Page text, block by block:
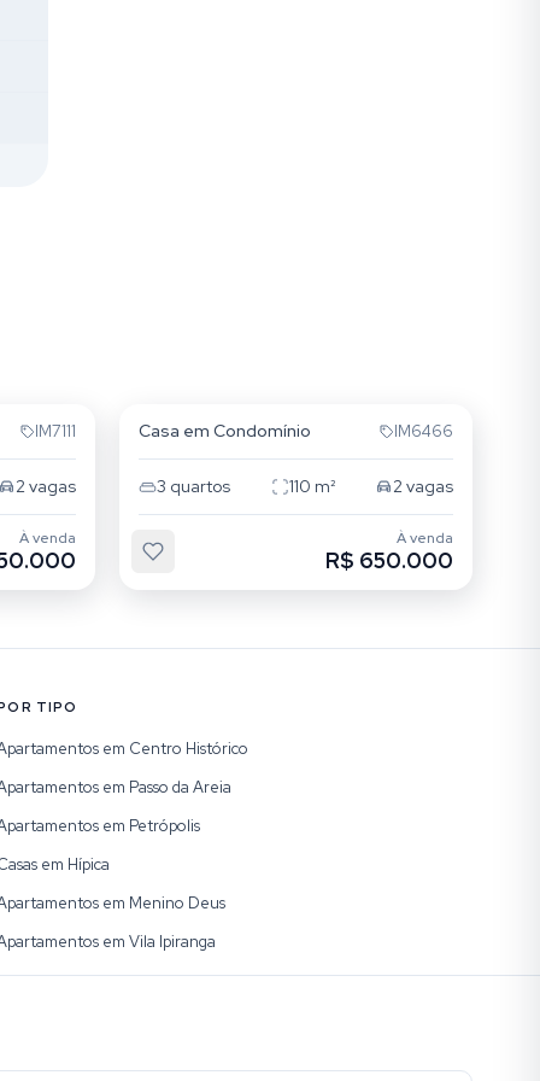
IM7111
2vagas
À venda
Casa em Condomínio IM6466
3 quartos 110 m² 2vagas
À venda
R$ 650.000
TIPO
em Centro Histórico
em Passo da Areia
em Petrópolis
em Hípica
em Menino Deus
em Vila Ipiranga